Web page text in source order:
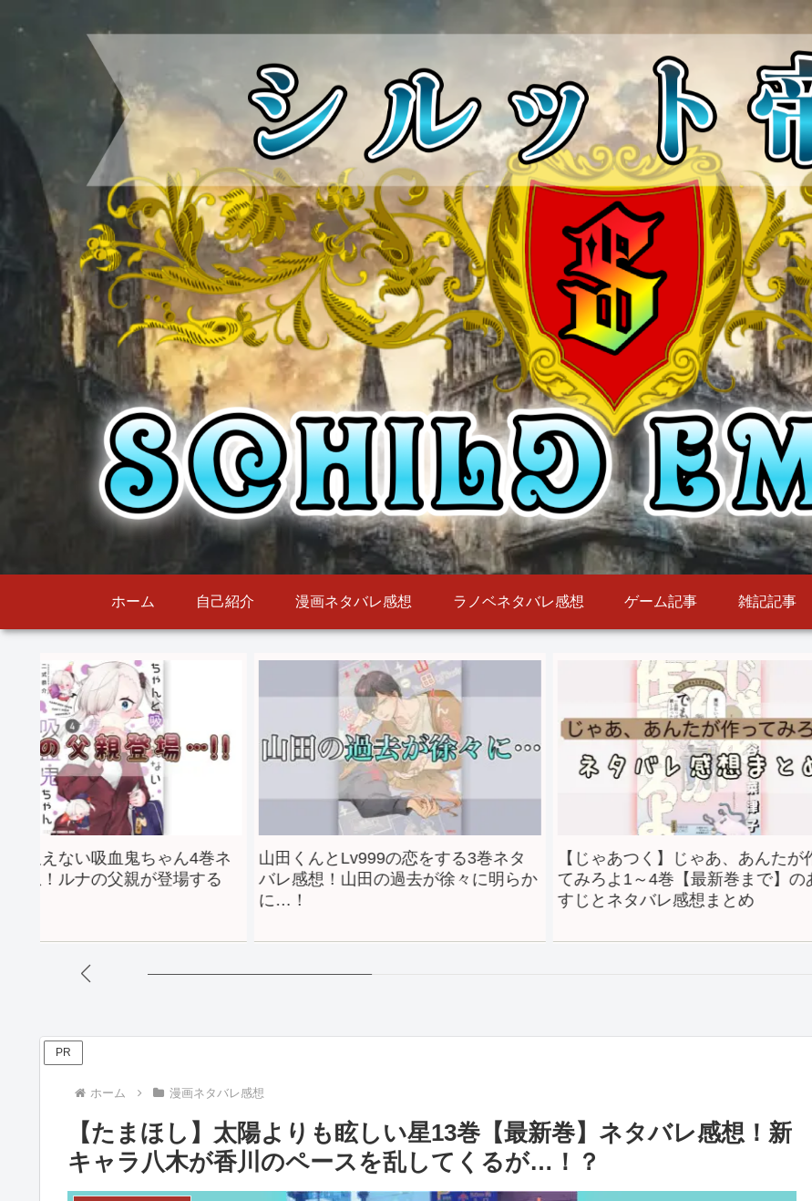
ホーム 自己紹介 漫画ネタバレ感想 ラノベネタバレ感想 ゲーム記事 雑記記事
血鬼ちゃん4巻ネ
父親が登場する
山田くんとLv999の恋をする3巻ネタ
バレ感想！山田の過去が徐々に明らか
【じゃあつく】じゃあ、あんたが作っ
てみろよ1～4巻【最新巻まで】のあら
すじとネタバレ感想まとめ
ちゃ
タバ
PR
ホーム 漫画ネタバレ感想
【たまほし】太陽よりも眩しい星13巻【最新巻】ネタバレ感想！新
キャラ八木が香川のペースを乱してくるが…！？